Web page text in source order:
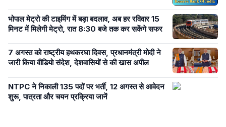
भोपाल मेट्रो की टाइमिंग में बड़ा बदलाव, अब हर रविवार 15
मिनट में मिलेगी मेट्रो, रात 8:30 बजे तक कर सकेंगे सफर
7 अगस्त को राष्ट्रीय हथकरघा दिवस, प्रधानमंत्री मोदी ने
जारी किया वीडियो संदेश, देशवासियों से की खास अपील
NTPC ने निकाली 135 पदों पर भर्ती, 12 अगस्त से आवेदन
शुरू, पात्रता और चयन प्रक्रिया जानें